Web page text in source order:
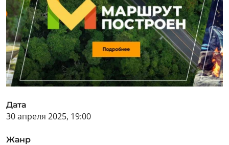
Дата
30 апреля 2025, 19:00
Жанр